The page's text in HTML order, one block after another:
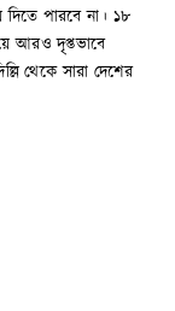
পারবে না। ১৮
আরও দৃপ্তভাবে
থেকে সারা দেশের